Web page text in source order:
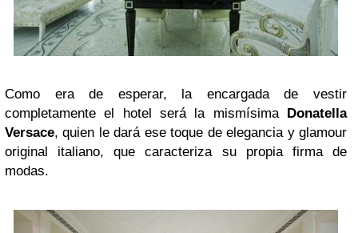
Como era de esperar, la encargada de vestir
completamente el hotel será la mismísima
Donatella
Versace, quien le dará ese toque de elegancia y glamour
original italiano,que caracteriza su propia firma de
modas.